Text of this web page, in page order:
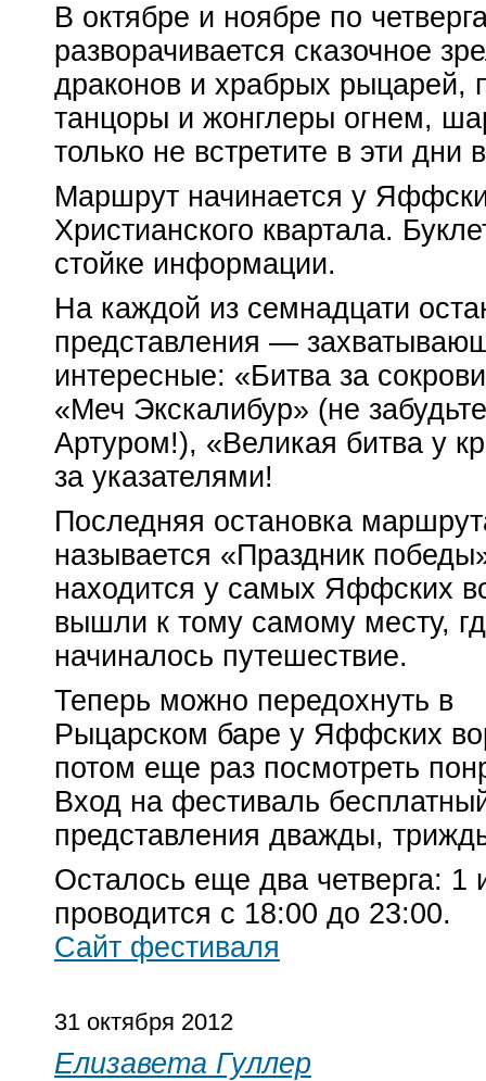
В октябре и ноябре по
разворачивается сказочное
драконов и храбрых рыцарей,
танцоры и жонглеры огнем,
только не встретите в эти дни
Маршрут начинается у
Христианского квартала.
стойке информации.
На каждой из семнадцати
представления —
интересные: «Битва за
«Меч Экскалибур» (не
Артуром!), «Великая битва у
за указателями!
Последняя остановка
называется «Праздник
находится у самых Яффских
вышли к тому самому месту,
начиналось путешествие.
Теперь можно передохнуть в
Рыцарском баре у Яффских
потом еще раз посмотреть
Вход на фестиваль
представления дважды,
Осталось еще два четверга: 1
проводится с 18:00 до 23:00.
Сайт фестиваля
31 октября 2012
Елизавета Гуллер